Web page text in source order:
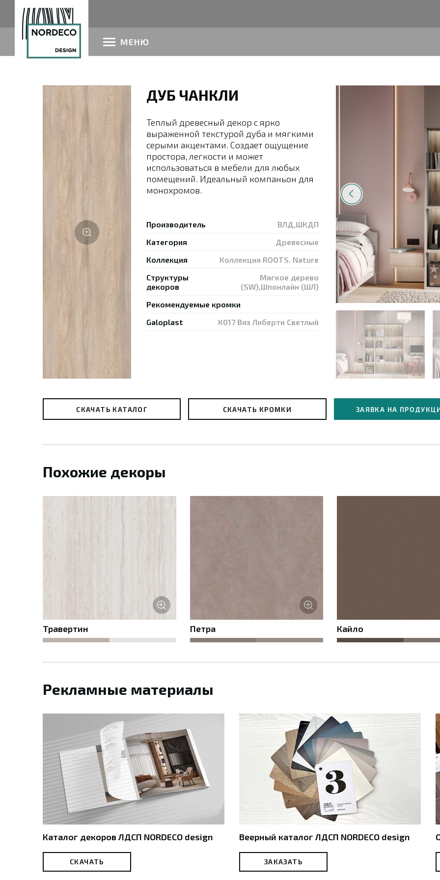
МЕНЮ
ДУБ ЧАНКЛИ
Теплый древесный декор с ярко
выраженной текстурой дуба и мягкими
серыми акцентами. Создает ощущение
простора, легкости и может
использоваться в мебели для любых
помещений. Идеальный компаньон для
монохромов.
Производитель
ВЛД,ШКДП
Категория
Древесные
Коллекция
Коллекция ROOTS. Nature
Структуры
декоров
Мягкое дерево
(SW),Шпонлайн (ШЛ)
Рекомендуемые кромки
Galoplast
К017 Вяз Либерти Светлый
СКАЧАТЬ КАТАЛОГ СКАЧАТЬ КРОМКИ ЗАЯВКА НА
Похожие декоры
Травертин Петра Кайло
Рекламные материалы
Каталог декоров ЛДСП NORDECO design
СКАЧАТЬ
Веерный каталог ЛДСП NORDECO design
ЗАКАЗАТЬ
Форма сотрудничества*
Частное лицо